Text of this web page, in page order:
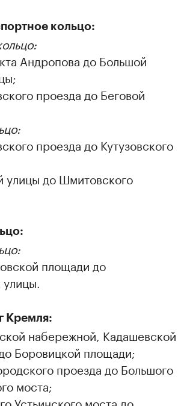
кольцо:
Андропова до Большой
проезда до Беговой
проезда до Кутузовского
улицы до Шмитовского
площади до
Кремля:
набережной, Кадашевской
Боровицкой площади;
проезда до Большого
моста;
Устьинского моста до